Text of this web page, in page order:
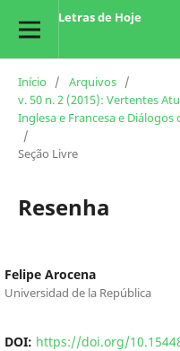
Letras de Hoje
Início / Arquivos /
v. 50 n. 2 (2015): Vertentes
Inglesa e Francesa e
/
Seção Livre
Resenha
Felipe Arocena
Universidad de la República
DOI: https://doi.org/